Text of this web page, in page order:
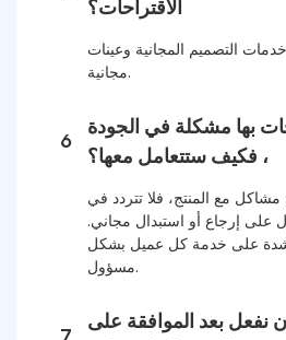
الاقتراحات؟
التصميم المجانية وعينات
مجانية.
6
بها مشكلة في الجودة
، فكيف ستتعامل معها؟
مع المنتج، فلا تتردد في
على إرجاع أو استبدال مجاني.
على خدمة كل عميل بشكل
مسؤول.
7
نفعل بعد الموافقة على